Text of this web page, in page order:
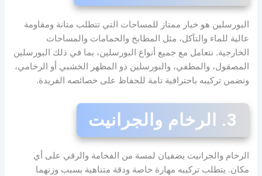
البورسلين هو خيار ممتاز للمساحات التي تتطلب متانة ومقاومة
عالية للماء والتآكل، مثل المطابخ والحمامات والمساحات
الخارجية. نتعامل مع جميع أنواع البورسلين، بما في ذلك البورسلين
المصقول، والمطفي، والبورسلين ذو المظهر الخشبي أو الرخامي،
ونضمن تركيبه باحترافية تامة للحفاظ على خصائصه الفريدة.
3. الرخام والجرانيت
الرخام والجرانيت يضفيان لمسة من الفخامة والرقي على أي
مكان. يتطلب تركيبه مهارة خاصة ودقة متناهية بسبب وزنهما